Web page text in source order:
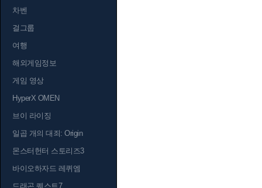
차벤
걸그룹
여행
해외게임정보
게임 영상
HyperX OMEN
브이 라이징
일곱 개의 대죄: Origin
몬스터헌터 스토리즈3
바이오하자드 레퀴엠
드래곤 퀘스트7